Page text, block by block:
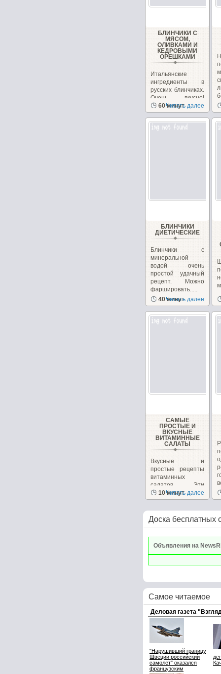
БЛИНЧИКИ С
МЯСОМ,
ОЛИВКАМИ И
КЕДРОВЫМИ
ОРЕШКАМИ
Итальянские
ингредиенты в
русских блинчиках.
Очень вкусно!
Необычно, на
сайте...
60 минут
Читать далее
БЛИНЧИКИ
ДИЕТИЧЕСКИЕ
Блинчики с
минеральной
водой очень
простой удачный
рецепт. Можно
фаршировать.....
40 минут
Читать далее
САМЫЕ
ПРОСТЫЕ И
ВКУСНЫЕ
ВИТАМИННЫЕ
САЛАТЫ
Вкусные и
простые рецепты
витаминных
салатов. Эти
салаты очень
вкусные сами...
10 минут
Читать далее
Доска бесплатных
Объявления на
Самое читаемое